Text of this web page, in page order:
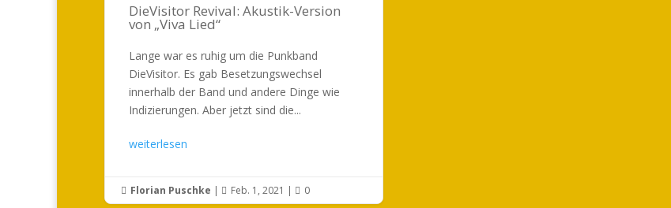
DieVisitor Revival: Akustik-Version
von „Viva Lied“
Lange war es ruhig um die Punkband
DieVisitor. Es gab Besetzungswechsel
innerhalb der Band und andere Dinge wie
Indizierungen. Aber jetzt sind die...
weiterlesen
 Florian Puschke |  Feb. 1, 2021 |  0